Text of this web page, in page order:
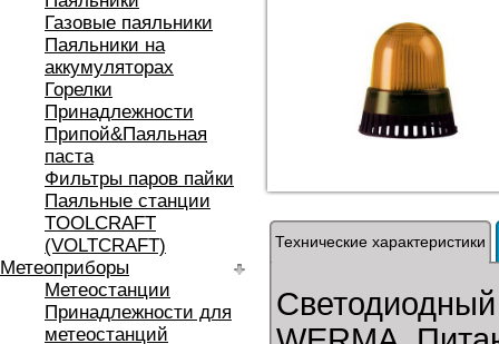
Газовые паяльники
Паяльники на
аккумуляторах
Горелки
Принадлежности
Припой&Паяльная
паста
Фильтры паров пайки
Паяльные станции
TOOLCRAFT
(VOLTCRAFT)
Метеоприборы
Метеостанции
Принадлежности для
метеостанций
Технические характеристики